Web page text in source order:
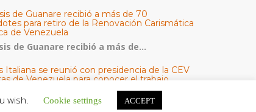
de Guanare recibió a más de 70
para retiro de la Renovación Carismática
de Venezuela
de Guanare recibió a más de...
Italiana se reunió con presidencia de la CEV
de Venezuela para conocer el trabajo
encabezada por el padre Marco...
wish. Cookie settings ACCEPT